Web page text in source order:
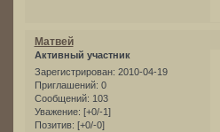
Матвей
Активный участник
Зарегистрирован: 2010-04-19
Приглашений: 0
Сообщений: 103
Уважение: [+0/-1]
Позитив: [+0/-0]